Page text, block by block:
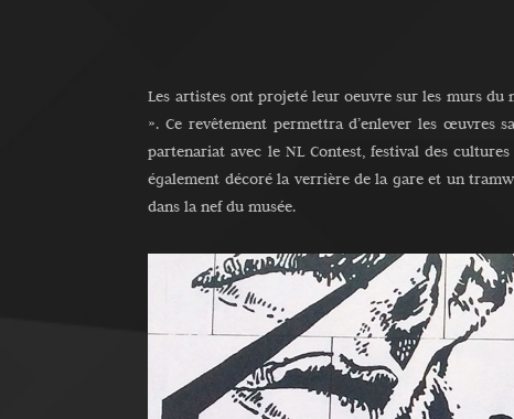
Les artistes ont projeté leur oeuvre sur les murs du
». Ce revêtement permettra d’enlever les œuvres
partenariat avec le NL Contest, festival des
également décoré la verrière de la gare et un
dans la nef du musée.